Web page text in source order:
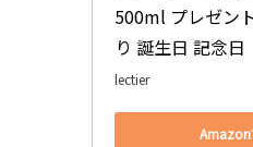
500ml プレゼン
り 誕生日 記念日
lectier
Amazon